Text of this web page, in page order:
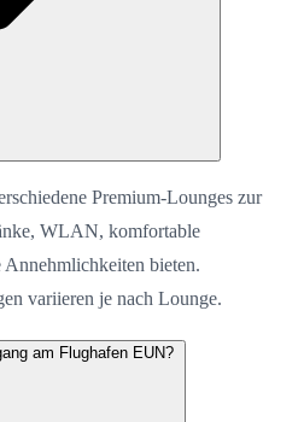
Premium-Lounges zur
WLAN, komfortable
Annehmlichkeiten bieten.
variieren je nach Lounge.
am Flughafen EUN?